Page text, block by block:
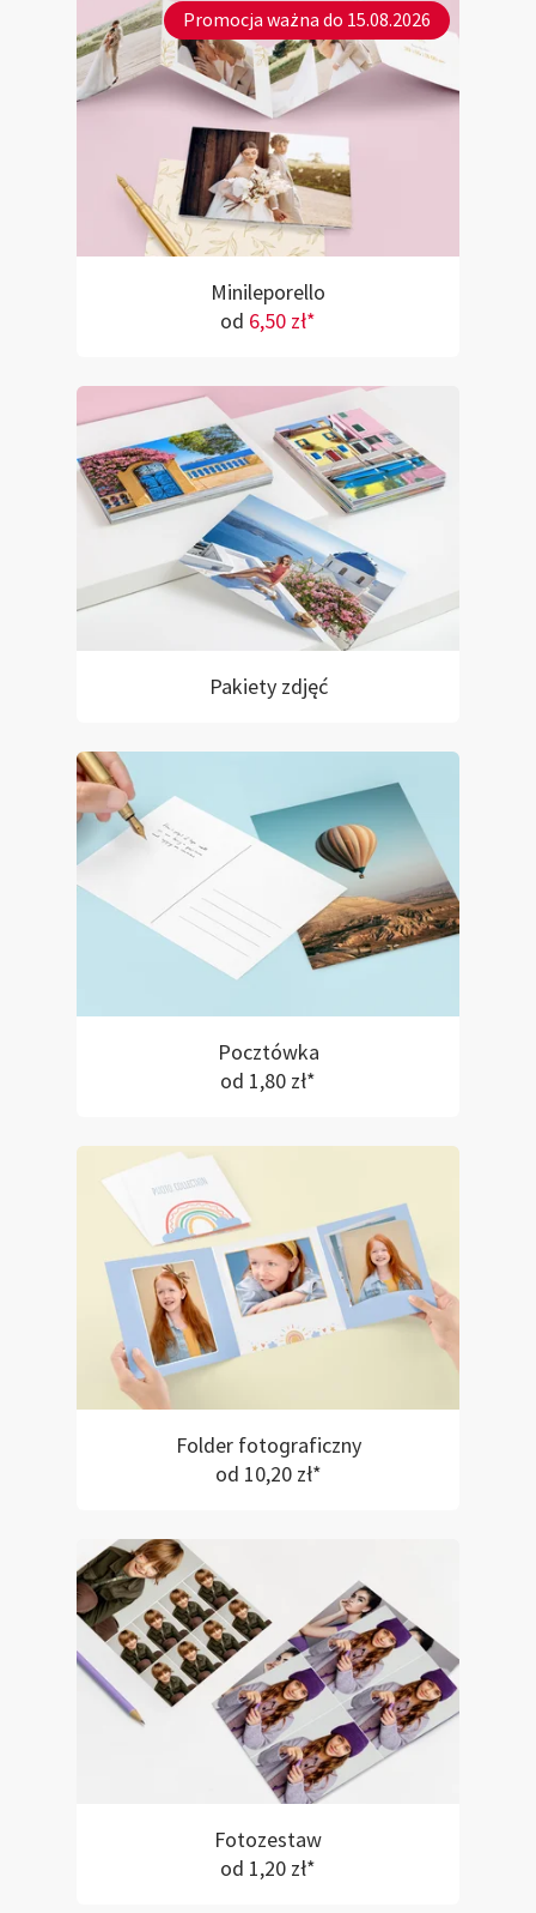
Promocja ważna do 15.08.2026
Minileporello
od 6,50 zł*
Pakiety zdjęć
Pocztówka
od 1,80 zł*
Folder fotograficzny
od 10,20 zł*
Fotozestaw
od 1,20 zł*